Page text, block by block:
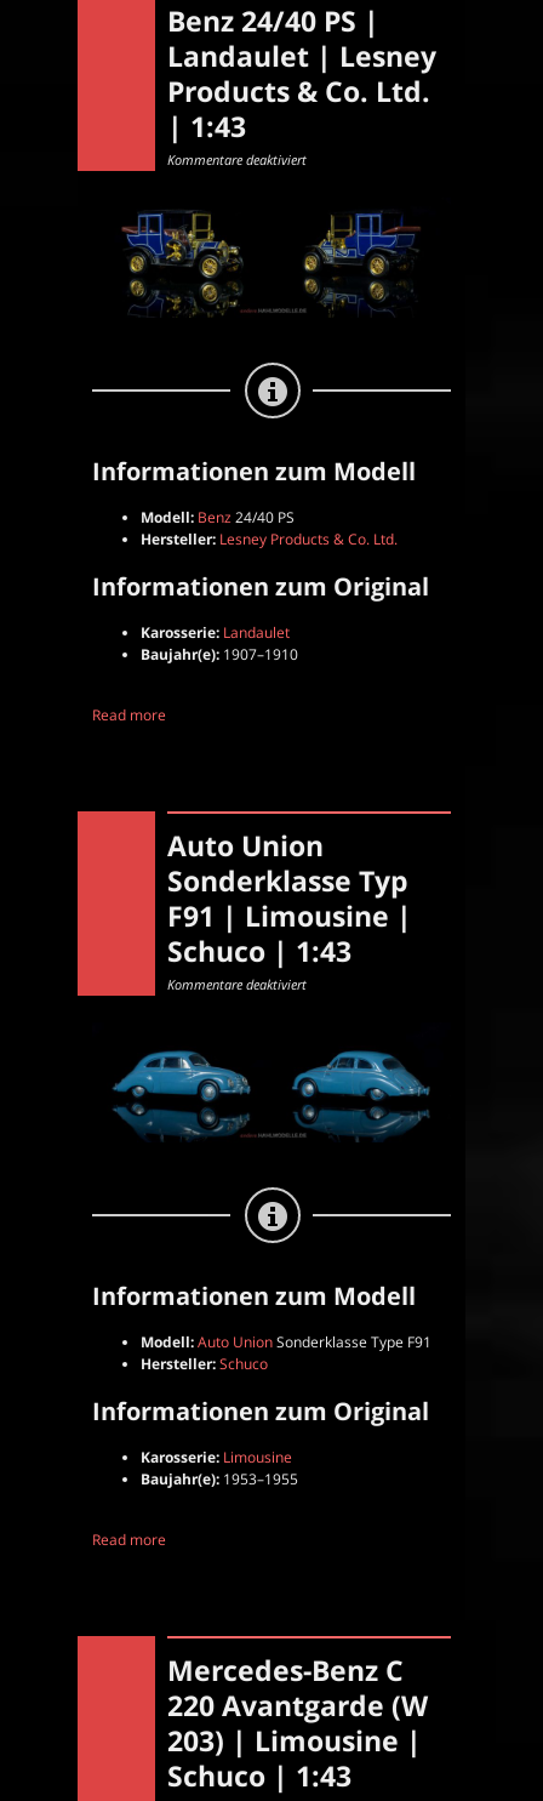
Benz 24/40 PS |
Landaulet | Lesney
Products & Co. Ltd.
| 1:43
Kommentare deaktiviertfür
Landaulet
Lesney
Products
&
Co.
Ltd.
1:43
Informationen zum Modell
Modell: Benz24/40 PS
Hersteller: Lesney Products & Co. Ltd.
Informationen zum Original
Karosserie: Landaulet
Baujahr(e): 1907–1910
Read more
Auto Union
Sonderklasse Typ
F91 | Limousine |
Schuco | 1:43
Kommentare deaktiviertfür
Limousine
|
Schuco
|
1:43
Informationen zum Modell
Modell:Auto UnionSonderklasse Type F91
Hersteller:Schuco
Informationen zum Original
Karosserie: Limousine
Baujahr(e): 1953–1955
Read more
Mercedes-Benz C
220 Avantgarde (W
203) | Limousine |
Schuco | 1:43